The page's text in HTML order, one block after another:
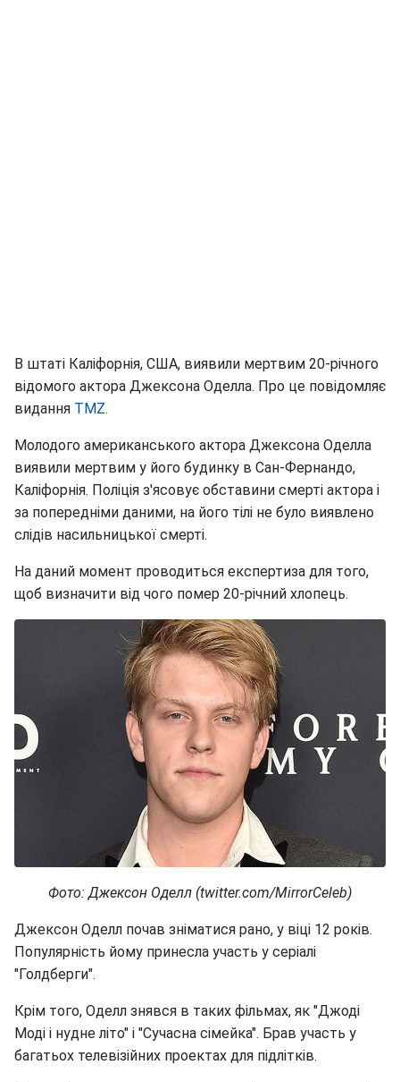
В штаті Каліфорнія, США, виявили мертвим 20-річного
відомого актора Джексона Оделла. Про це повідомляє
видання TMZ.
Молодого американського актора Джексона Оделла
виявили мертвим у його будинку в Сан-Фернандо,
Каліфорнія. Поліція з'ясовує обставини смерті актора і
за попередніми даними, на його тілі не було виявлено
слідів насильницької смерті.
На даний момент проводиться експертиза для того,
щоб визначити від чого помер 20-річний хлопець.
Фото: Джексон Оделл (twitter.com/MirrorCeleb)
Джексон Оделл почав зніматися рано, у віці 12 років.
Популярність йому принесла участь у серіалі
"Голдберги".
Крім того, Оделл знявся в таких фільмах, як "Джоді
Моді і нудне літо" і "Сучасна сімейка". Брав участь у
багатьох телевізійних проектах для підлітків.